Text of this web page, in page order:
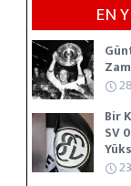
EN
Bir
SV